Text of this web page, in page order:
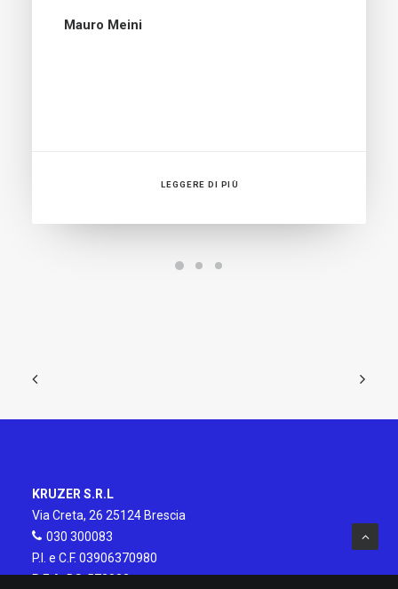
Mauro Meini
LEGGERE DI PIÙ
KRUZER S.R.L
Via Creta, 26 25124 Brescia
030 300083
P.I. e C.F. 03906370980
R.E.A. BS-572832